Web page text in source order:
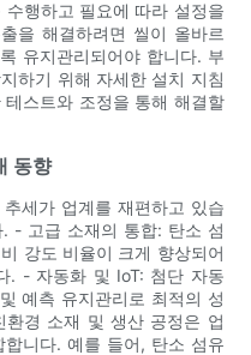
행하고 필요에 따라 설정을
을 해결하려면 씰이 올바르
유지관리되어야 합니다. 부
하기 위해 자세한 설치 지침
스트와 조정을 통해 해결할
동향
세가 업계를 재편하고 있습
- 고급 소재의 통합: 탄소 섬
강도 비율이 크게 향상되어
. - 자동화 및 IoT: 첨단 자동
예측 유지관리로 최적의 성
경 소재 및 생산 공정은 업
니다. 예를 들어, 탄소 섬유